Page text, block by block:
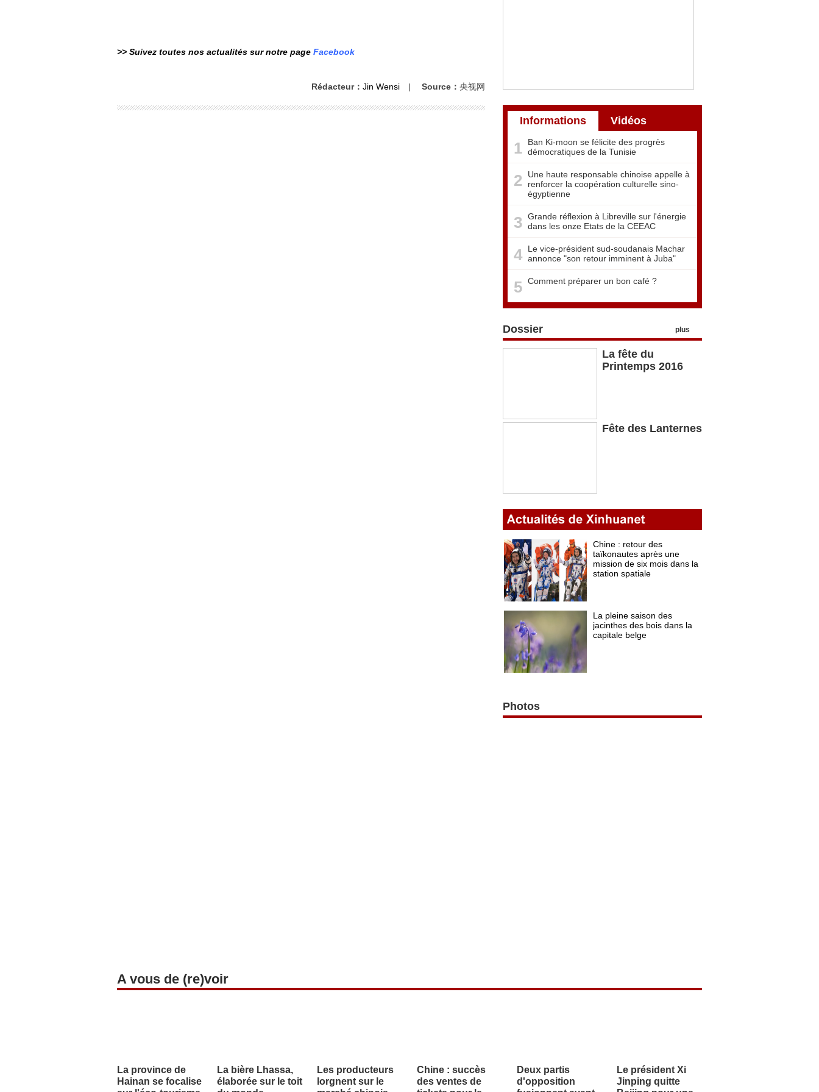
>> Suivez toutes nos actualités sur notre page Facebook
Rédacteur： Jin Wensi | Source： 央视网
Informations Vidéos
1
Ban Ki-moon se félicite des progrès
démocratiques de la Tunisie
2
Une haute responsable chinoise appelle à
renforcer la coopération culturelle sino-
égyptienne
3 Grande réflexion à Libreville sur l'énergie
dans les onze Etats de la CEEAC
4
Le vice-président sud-soudanais Machar
annonce "son retour imminent à Juba"
5 Comment préparer un bon café ?
Dossier plus
La fête du
Printemps 2016
Fête des Lanternes
Photos
A vous de (re)voir
La province de
Hainan se focalise
La bière Lhassa,
élaborée sur le toit
Les producteurs
lorgnent sur le
Chine : succès
des ventes de
Deux partis
d'opposition
Le président Xi
Jinping quitte